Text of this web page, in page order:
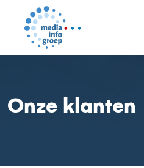
Onze klanten